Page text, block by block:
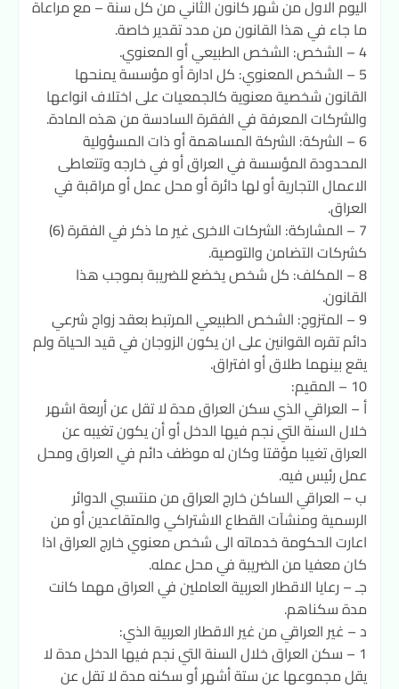
اليوم الاول من شهر كانون الثاني من كل سنة – مع مراعاة
ما جاء في هذا القانون من مدد تقدير خاصة.
4 – الشخص: الشخص الطبيعي أو المعنوي.
5 – الشخص المعنوي: كل ادارة أو مؤسسة يمنحها
القانون شخصية معنوية كالجمعيات على اختلاف انواعها
والشركات المعرفة في الفقرة السادسة من هذه المادة.
6 – الشركة: الشركة المساهمة أو ذات المسؤولية
المحدودة المؤسسة في العراق أو في خارجه وتتعاطى
الاعمال التجارية أو لها دائرة أو محل عمل أو مراقبة في
العراق.
7 – المشاركة: الشركات الاخرى غير ما ذكر في الفقرة (6)
كشركات التضامن والتوصية.
8 – المكلف: كل شخص يخضع للضريبة بموجب هذا
القانون.
9 – المتزوج: الشخص الطبيعي المرتبط بعقد زواج شرعي
دائم تقره القوانين على ان يكون الزوجان في قيد الحياة ولم
يقع بينهما طلاق أو افتراق.
10 – المقيم:
أ – العراقي الذي سكن العراق مدة لا تقل عن أربعة اشهر
خلال السنة التي نجم فيها الدخل أو أن يكون تغيبه عن
العراق تغيبا مؤقتا وكان له موظف دائم في العراق ومحل
عمل رئيس فيه.
ب – العراقي الساكن خارج العراق من منتسبي الدوائر
الرسمية ومنشآت القطاع الاشتراكي والمتقاعدين أو من
اعارت الحكومة خدماته الى شخص معنوي خارج العراق اذا
كان معفيا من الضريبة في محل عمله.
جـ – رعايا الاقطار العربية العاملين في العراق مهما كانت
مدة سكناهم.
د – غير العراقي من غير الاقطار العربية الذي:
1 – سكن العراق خلال السنة التي نجم فيها الدخل مدة لا
يقل مجموعها عن ستة أشهر أو سكنه مدة لا تقل عن